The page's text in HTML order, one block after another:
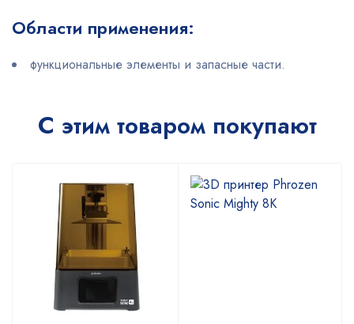
Области применения:
функциональные элементы и запасные части.
С этим товаром покупают